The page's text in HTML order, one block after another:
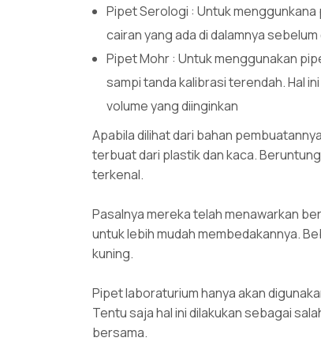
Pipet Serologi : Untuk
cairan yang ada di dalamnya
Pipet Mohr : Untuk menggunakan
sampi tanda kalibrasi terendah. Hal
volume yang diinginkan
Apabila dilihat dari bahan
terbuat dari plastik dan kaca.
terkenal.
Pasalnya mereka telah menawarkan
untuk lebih mudah membedakannya.
kuning.
Pipet laboraturium hanya akan
Tentu saja hal ini dilakukan sebagai
bersama.